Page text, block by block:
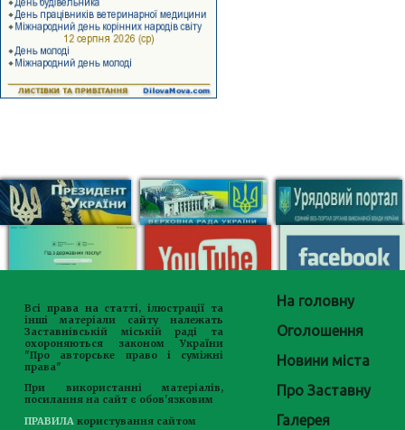
Всі права на статті, ілюстрації та
інші матеріали сайту належать
Заставнівській міській раді та
охороняються законом України
"Про авторське право і суміжні
права"
При використанні матеріалів,
посилання на сайт є обов'язковим
ПРАВИЛА користування сайтом
На головну
Оголошення
Новини міста
Про Заставну
Галерея